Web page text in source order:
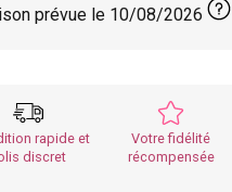
prévue le 10/08/2026
rapide et
discret
Votre fidélité
récompensée